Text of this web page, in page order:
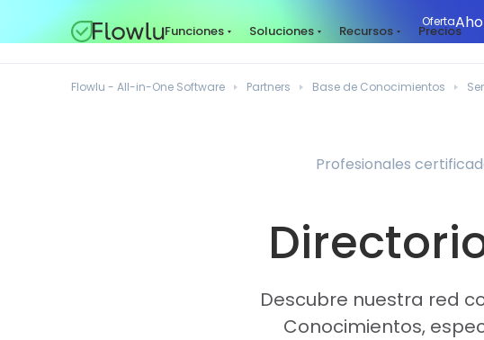
Oferta
Funciones Soluciones Recursos Precios
Flowlu - All-in-One Software Partners Base de Conocimientos
Profesionales
Descubre nuestra red
Conocimientos,